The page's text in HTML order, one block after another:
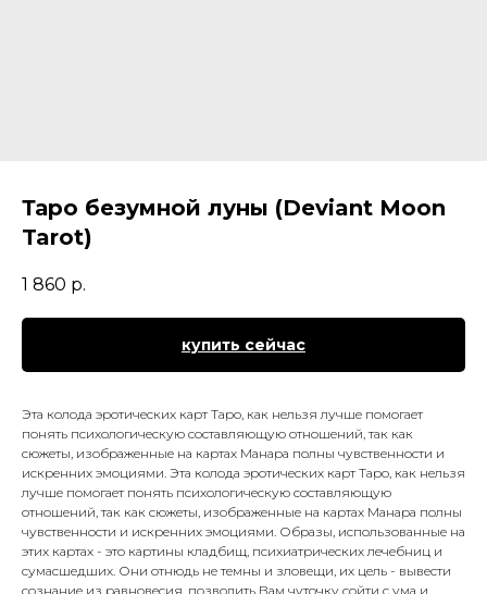
Таро безумной луны (Deviant Moon
Tarot)
1 860 р.
купить сейчас
Эта колода эротических карт Таро, как нельзя лучше помогает
понять психологическую составляющую отношений, так как
сюжеты, изображенные на картах Манара полны чувственности и
искренних эмоциями. Эта колода эротических карт Таро, как нельзя
лучше помогает понять психологическую составляющую
отношений, так как сюжеты, изображенные на картах Манара полны
чувственности и искренних эмоциями. Образы, использованные на
этих картах - это картины кладбищ, психиатрических лечебниц и
сумасшедших. Они отнюдь не темны и зловещи, их цель - вывести
сознание из равновесия, позволить Вам чуточку сойти с ума и